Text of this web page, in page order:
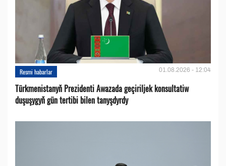
Resmi habarlar 01.08.2026 - 12:04
Türkmenistanyň Prezidenti Awazada geçiriljek konsultatiw
duşuşygyň gün tertibi bilen tanyşdyrdy